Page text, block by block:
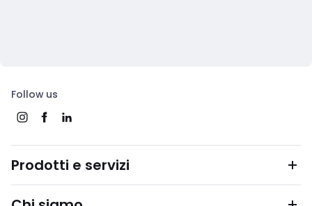
Follow us
Prodotti e servizi